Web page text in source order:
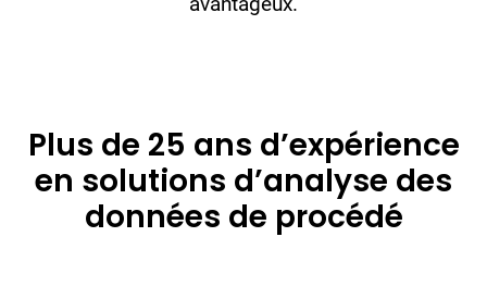
Plus de 25 ans d’expérience
en solutions d’analyse des
données de procédé